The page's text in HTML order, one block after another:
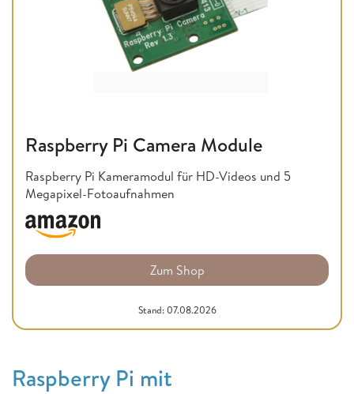
Raspberry Pi Camera Module
Raspberry Pi Kameramodul für HD-Videos und 5
Megapixel-Fotoaufnahmen
Zum Shop
Stand: 07.08.2026
Raspberry Pi mit